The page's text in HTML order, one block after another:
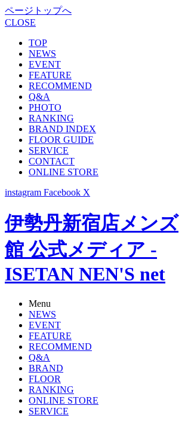
ページトップへ
CLOSE
TOP
NEWS
EVENT
FEATURE
RECOMMEND
Q&A
PHOTO
RANKING
BRAND INDEX
FLOOR GUIDE
SERVICE
CONTACT
ONLINE STORE
instagram Facebook X
伊勢丹新宿店メンズ
館 公式メディア -
ISETAN NEN'S net
Menu
NEWS
EVENT
FEATURE
RECOMMEND
Q&A
BRAND
FLOOR
RANKING
ONLINE STORE
SERVICE